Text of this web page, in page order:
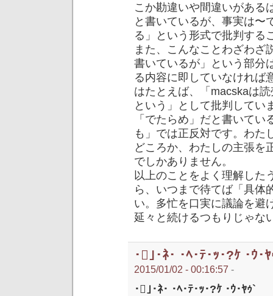
こか勘違いや間違いがある
と書いているが、事実は〜
る」という形式で批判する
また、こんなことわざわざ
書いているが」という部分
る内容に即していなければ
はたとえば、「macskaは
という」として批判してい
「でたらめ」だと書いて
も」では正反対です。わた
どころか、わたしの主張を
でしかありません。
以上のことをよく理解した
ら、いつまで待てば「具体
い。多忙を口実に議論を避
延々と続けるつもりじゃな
･｣･ﾈ･ ･ﾍ･ﾃ･ｯ･?ｹ ･ｳ･
2015/01/02 - 00:16:57 -
･｣･ﾈ･ ･ﾍ･ﾃ･ｯ･?ｹ ･ｳ･ﾔｩ`